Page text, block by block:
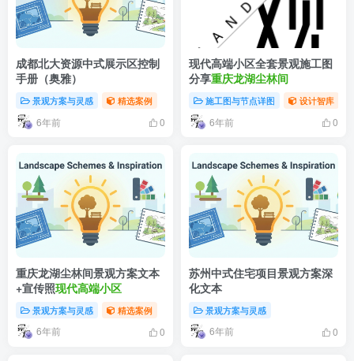
成都北大资源中式展示区控制
手册（奥雅）
景观方案与灵感 精选案例
6年前 0
现代高端小区全套景观施工图
分享重庆龙湖尘林间
施工图与节点详图 设计智库
6年前 0
重庆龙湖尘林间景观方案文本
+宣传照现代高端小区
景观方案与灵感 精选案例
6年前 0
苏州中式住宅项目景观方案深
化文本
景观方案与灵感
6年前 0